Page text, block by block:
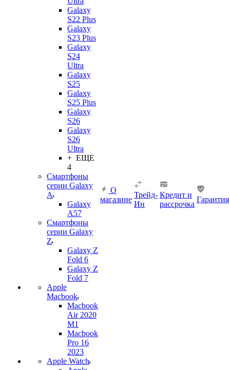
Galaxy
S22 Plus
Galaxy
S23 Plus
Galaxy
S24
Ultra
Galaxy
S25
Galaxy
S25 Plus
Galaxy
S26
Galaxy
S26
Ultra
+ ЕЩЕ
4
Смартфоны
серии Galaxy
A
Galaxy
A57
Смартфоны
серии Galaxy
Z
Galaxy Z
Fold 6
Galaxy Z
Fold 7
Apple
Macbook
Macbook
Air 2020
M1
Macbook
Pro 16
2023
Apple Watch
О
магазине
Трейд-
Ин
Кредит и
рассрочка
Гарантия